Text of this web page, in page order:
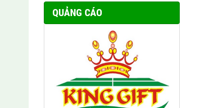
QUẢNG CÁO